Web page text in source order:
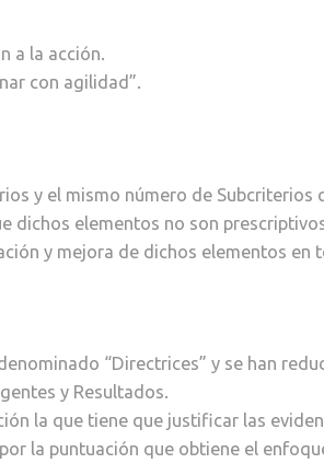
a la acción.
con agilidad”.
y el mismo número de Subcriterios
dichos elementos no son
y mejora de dichos elementos en
“Directrices” y se han
y Resultados.
la que tiene que justificar las
la puntuación que obtiene el